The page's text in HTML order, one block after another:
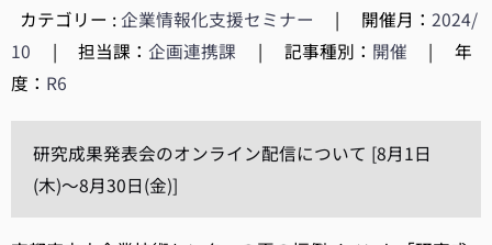
カテゴリー :企業情報化支援セミナー | 開催月：2024/
10
| 担当課：企画連携課 | 記事種別： 開催 |
年
度： R6
研究成果発表会のオンライン配信について [8月1日
(木)～8月30日(金)]